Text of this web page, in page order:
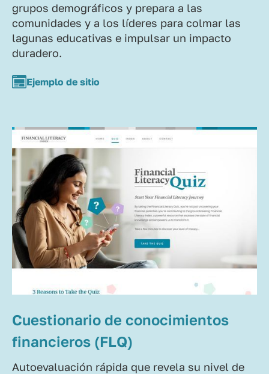
grupos demográficos y prepara a las
comunidades y a los líderes para colmar las
lagunas educativas e impulsar un impacto
duradero.
Ejemplo de sitio
Cuestionario de conocimientos
financieros (FLQ)
Autoevaluación rápida que revela su nivel de